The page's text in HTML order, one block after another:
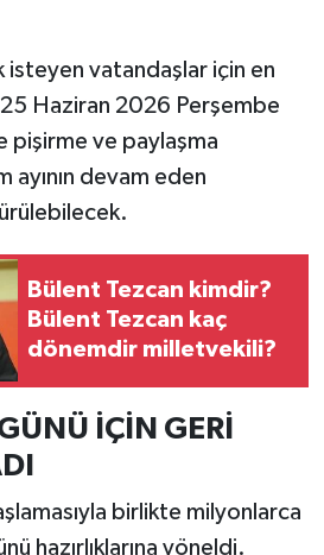
isteyen vatandaşlar için en
Haziran 2026 Perşembe
pişirme ve paylaşma
devam eden
Bülent Tezcan kimdir?
Bülent Tezcan kaç
dönemdir milletvekili?
İÇİN GERİ
birlikte milyonlarca
hazırlıklarına yöneldi.